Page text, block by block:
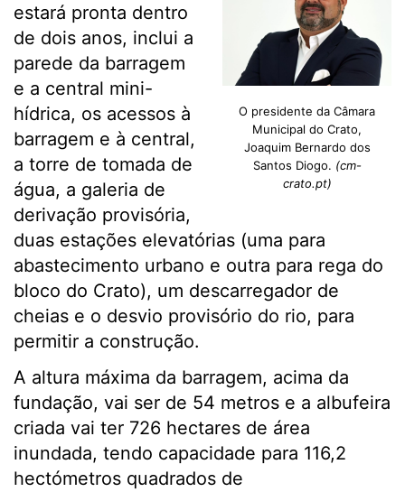
O presidente da Câmara
Municipal do Crato,
Joaquim Bernardo dos
Santos Diogo. (cm-
crato.pt)
estará pronta dentro
de dois anos, inclui a
parede da barragem
e a central mini-
hídrica, os acessos à
barragem e à central,
a torre de tomada de
água, a galeria de
derivação provisória,
duas estações elevatórias (uma para
abastecimento urbano e outra para rega do
bloco do Crato), um descarregador de
cheias e o desvio provisório do rio, para
permitir a construção.
A altura máxima da barragem, acima da
fundação, vai ser de 54 metros e a albufeira
criada vai ter 726 hectares de área
inundada, tendo capacidade para 116,2
hectómetros quadrados de